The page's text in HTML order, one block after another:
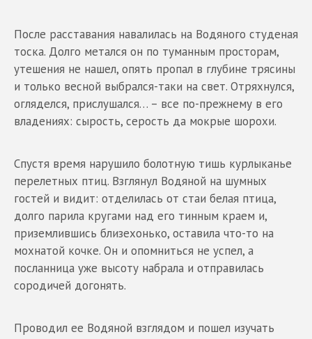
После расставания навалилась на Водяного студеная
тоска. Долго метался он по туманным просторам,
утешения не нашел, опять пропал в глубине трясины
и только весной выбрался-таки на свет. Отряхнулся,
огляделся, прислушался… – все по-прежнему в его
владениях: сырость, серость да мокрые шорохи.
Спустя время нарушило болотную тишь курлыканье
перелетных птиц. Взглянул Водяной на шумных
гостей и видит: отделилась от стаи белая птица,
долго парила кругами над его тинным краем и,
приземлившись близехонько, оставила что-то на
мохнатой кочке. Он и опомниться не успел, а
посланница уже высоту набрала и отправилась
сородичей догонять.
Проводил ее Водяной взглядом и пошел изучать